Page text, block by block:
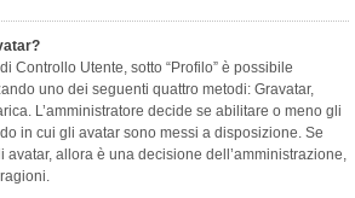
Controllo Utente, sotto “Profilo” è possibile
uno dei seguenti quattro metodi: Gravatar,
L’amministratore decide se abilitare o meno gli
in cui gli avatar sono messi a disposizione. Se
avatar, allora è una decisione dell’amministrazione,